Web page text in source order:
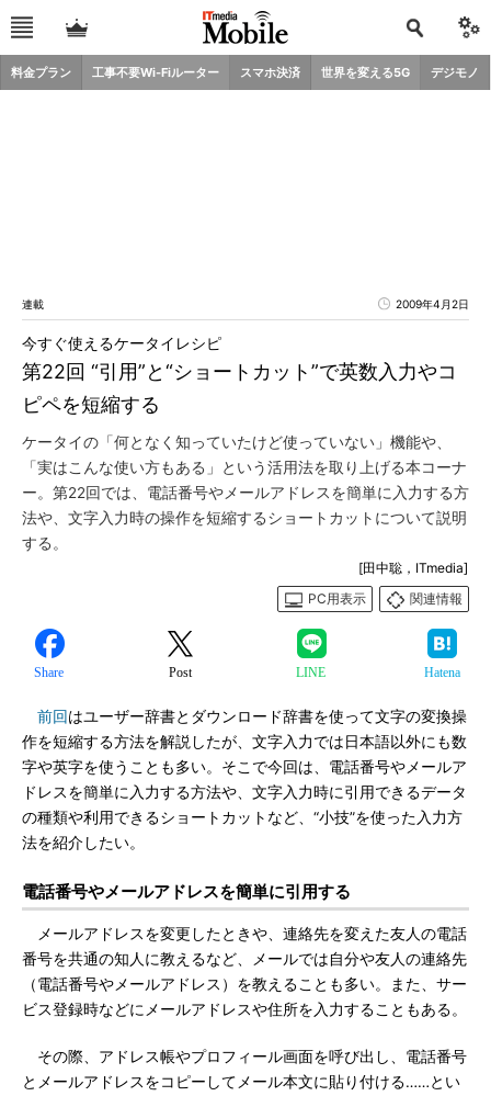
料金プラン 工事不要Wi-Fiルーター スマホ決済 世界を変える5G デジモノ
連載 2009年4月2日
第22回 “引用”と“ショートカット”で英数入力やコ
ピペを短縮する
今すぐ使えるケータイレシピ
ケータイの「何となく知っていたけど使っていない」機能や、
「実はこんな使い方もある」という活用法を取り上げる本コーナ
ー。第22回では、電話番号やメールアドレスを簡単に入力する方
法や、文字入力時の操作を短縮するショートカットについて説明
する。
[田中聡，ITmedia]
PC用表示
関連情報
Share Post LINE Hatena
前回はユーザー辞書とダウンロード辞書を使って文字の変換操
作を短縮する方法を解説したが、文字入力では日本語以外にも数
字や英字を使うことも多い。そこで今回は、電話番号やメールア
ドレスを簡単に入力する方法や、文字入力時に引用できるデータ
の種類や利用できるショートカットなど、“小技”を使った入力方
法を紹介したい。
電話番号やメールアドレスを簡単に引用する
メールアドレスを変更したときや、連絡先を変えた友人の電話
番号を共通の知人に教えるなど、メールでは自分や友人の連絡先
（電話番号やメールアドレス）を教えることも多い。また、サー
ビス登録時などにメールアドレスや住所を入力することもある。
その際、アドレス帳やプロフィール画面を呼び出し、電話番号
とメールアドレスをコピーしてメール本文に貼り付ける……とい